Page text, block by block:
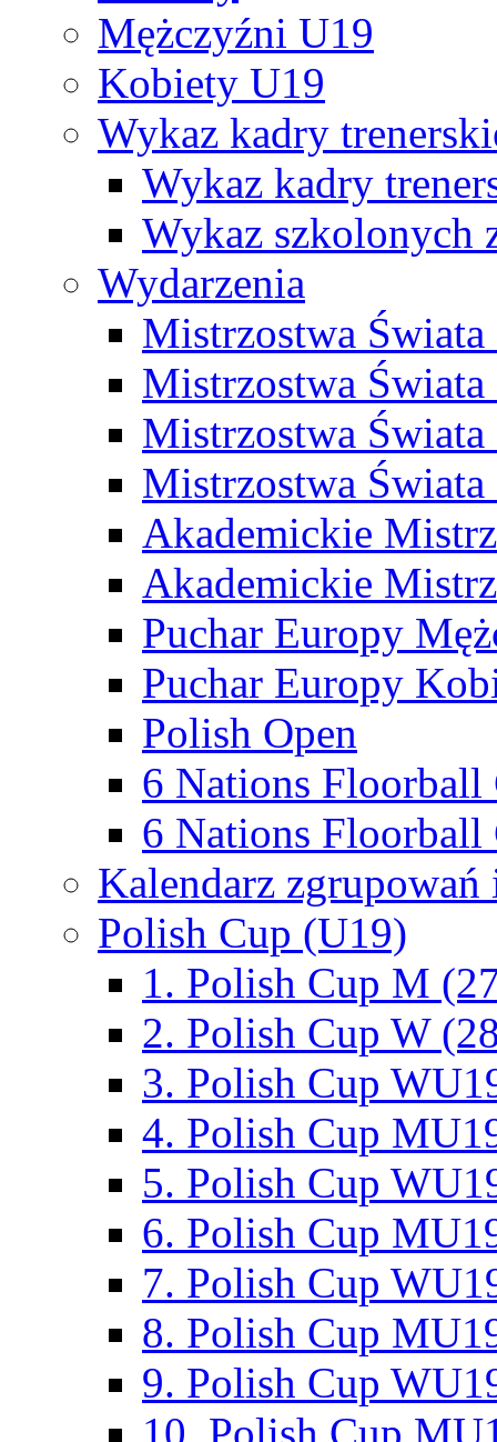
Mężczyźni U19
Kobiety U19
Wykaz kadry
Wykaz kadry
Wykaz szkolonych
Wydarzenia
Mistrzostwa
Mistrzostwa
Mistrzostwa
Mistrzostwa
Akademickie
Akademickie
Puchar Europy
Puchar Europy
Polish Open
6 Nations Floorball
6 Nations Floorball
Kalendarz
Polish Cup (U19)
1. Polish Cup M
2. Polish Cup W
3. Polish Cup
4. Polish Cup
5. Polish Cup
6. Polish Cup
7. Polish Cup
8. Polish Cup
9. Polish Cup
10. Polish Cup